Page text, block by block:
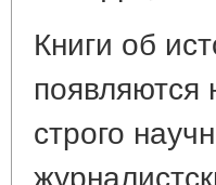
Книги об
появляются
строго